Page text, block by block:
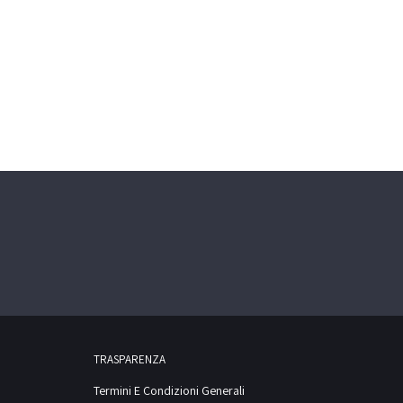
TRASPARENZA
Termini E Condizioni Generali